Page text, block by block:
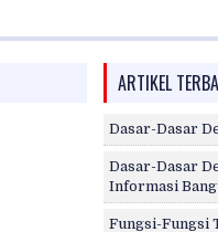
ARTIKEL
Dasar-Dasar
Dasar-Dasar
Informasi
Fungsi-Fungsi